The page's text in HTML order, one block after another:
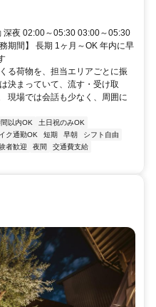
深夜 02:00～05:30 03:00～05:30
期間】 長期 1ヶ月～OK 年内に早
る荷物を、担当エリアごとに振
決まっていて、流す・受け取
現場では会話も少なく、周囲に
以内OK
土日祝のみOK
ク通勤OK 短期 早朝
シフト自由
者歓迎 夜間
交通費支給